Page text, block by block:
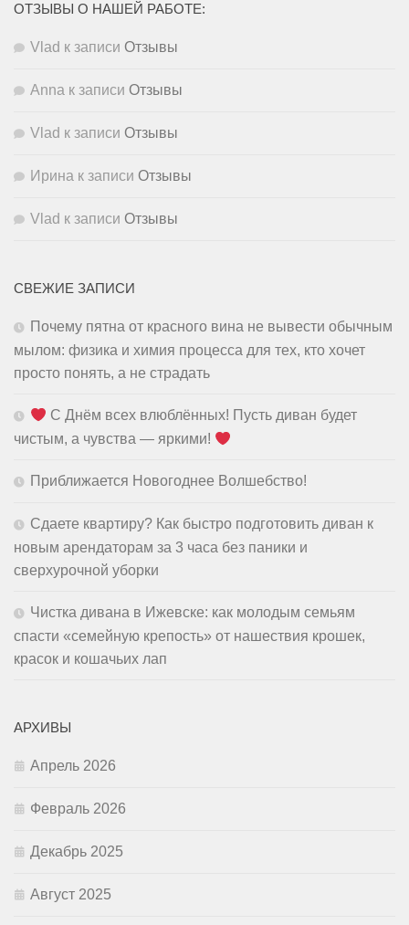
ОТЗЫВЫ О НАШЕЙ РАБОТЕ:
Vlad к записи Отзывы
Anna к записи Отзывы
Vlad к записи Отзывы
Ирина к записи Отзывы
Vlad к записи Отзывы
СВЕЖИЕ ЗАПИСИ
Почему пятна от красного вина не вывести обычным
мылом: физика и химия процесса для тех, кто хочет
просто понять, а не страдать
С Днём всех влюблённых! Пусть диван будет
чистым, а чувства — яркими!
Приближается Новогоднее Волшебство!
Сдаете квартиру? Как быстро подготовить диван к
новым арендаторам за 3 часа без паники и
сверхурочной уборки
Чистка дивана в Ижевске: как молодым семьям
спасти «семейную крепость» от нашествия крошек,
красок и кошачьих лап
АРХИВЫ
Апрель 2026
Февраль 2026
Декабрь 2025
Август 2025